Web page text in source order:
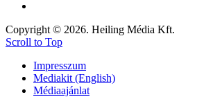
Copyright © 2026. Heiling Média Kft.
Scroll to Top
Impresszum
Mediakit (English)
Médiaajánlat